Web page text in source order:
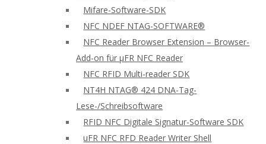
Mifare-Software-SDK
NFC NDEF NTAG-SOFTWARE®
NFC Reader Browser Extension – Browser-
Add-on für μFR NFC Reader
NFC RFID Multi-reader SDK
NT4H NTAG® 424 DNA-Tag-
Lese-/Schreibsoftware
RFID NFC Digitale Signatur-Software SDK
uFR NFC RFD Reader Writer Shell